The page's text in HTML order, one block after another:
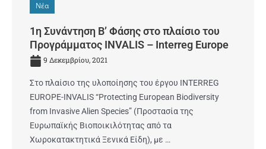
Νέα
1η Συνάντηση Β’ Φάσης στο πλαίσιο του
Προγράμματος INVALIS – Interreg Europe
9 Δεκεμβρίου, 2021
Στο πλαίσιο της υλοποίησης του έργου INTERREG
EUROPE-INVALIS “Protecting European Biodiversity
from Invasive Alien Species” (Προστασία της
Eυρωπαϊκής Bιοποικιλότητας από τα
Xωροκατακτητικά Ξενικά Είδη), με …